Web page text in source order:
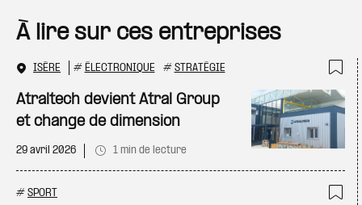
À lire sur ces entreprises
ISÈRE # ÉLECTRONIQUE # STRATÉGIE
Atraltech devient Atral Group
et change de dimension
29 avril 2026 1 min de lecture
# SPORT